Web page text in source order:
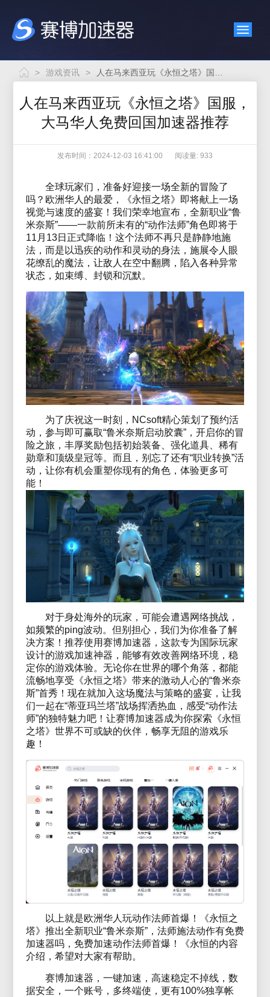
> 游戏资讯 >
人在马来西亚玩《永恒之塔》国服，
大马华人免费回国加速器推荐
发布时间：2024-12-03 16:41:00 阅读量: 933
全球玩家们，准备好迎接一场全新的冒险了
吗？欧洲华人的最爱，《永恒之塔》即将献上一场
视觉与速度的盛宴！我们荣幸地宣布，全新职业“鲁
米奈斯”——一款前所未有的“动作法师”角色即将于
11月13日正式降临！这个法师不再只是静静地施
法，而是以迅疾的动作和灵动的身法，施展令人眼
花缭乱的魔法，让敌人在空中翻腾，陷入各种异常
状态，如束缚、封锁和沉默。
为了庆祝这一时刻，NCsoft精心策划了预约活
动，参与即可赢取“鲁米奈斯启动胶囊”，开启你的冒
险之旅，丰厚奖励包括初始装备、强化道具、稀有
勋章和顶级皇冠等。而且，别忘了还有“职业转换”活
动，让你有机会重塑你现有的角色，体验更多可
能！
对于身处海外的玩家，可能会遭遇网络挑战，
如频繁的ping波动。但别担心，我们为你准备了解
决方案！推荐使用赛博加速器，这款专为国际玩家
设计的游戏加速神器，能够有效改善网络环境，稳
定你的游戏体验。无论你在世界的哪个角落，都能
流畅地享受《永恒之塔》带来的激动人心的“鲁米奈
斯”首秀！现在就加入这场魔法与策略的盛宴，让我
们一起在“蒂亚玛兰塔”战场挥洒热血，感受“动作法
师”的独特魅力吧！让赛博加速器成为你探索《永恒
之塔》世界不可或缺的伙伴，畅享无阻的游戏乐
趣！
以上就是欧洲华人玩动作法师首爆！《永恒之
塔》推出全新职业“鲁米奈斯”，法师施法动作有免费
加速器吗，免费加速动作法师首爆！《永恒的内容
介绍，希望对大家有帮助。
赛博加速器，一键加速，高速稳定不掉线，数
据安全，一个账号，多终端使，更有100%独享帐